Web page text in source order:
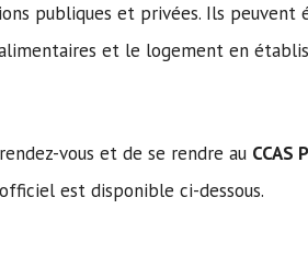
publiques et privées. Ils peuvent
et le logement en
vous et de se rendre au CCAS
est disponible ci-dessous.